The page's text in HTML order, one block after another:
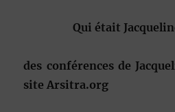
Qui était
des conférences de
site Arsitra.org